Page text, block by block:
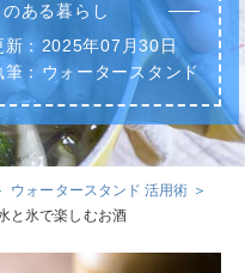
ある暮らし
： 2025年07月30日
： ウォータースタンド
ウォータースタンド 活用術
と氷で楽しむお酒